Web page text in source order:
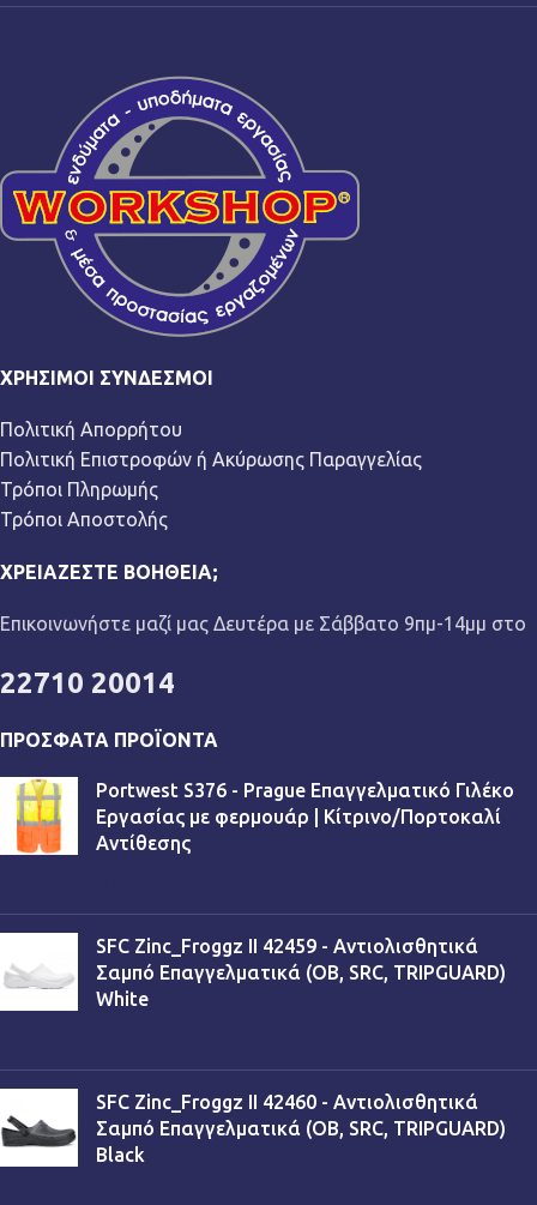
ΧΡΉΣΙΜΟΙ ΣΎΝΔΕΣΜΟΙ
Πολιτική Απορρήτου
Πολιτική Επιστροφών ή Ακύρωσης Παραγγελίας
Τρόποι Πληρωμής
Τρόποι Αποστολής
ΧΡΕΙΆΖΕΣΤΕ ΒΟΉΘΕΙΑ;
Επικοινωνήστε μαζί μας Δευτέρα με Σάββατο 9πμ-14μμ στο
22710 20014
ΠΡΌΣΦΑΤΑ ΠΡΟΪΌΝΤΑ
Portwest S376 - Prague Επαγγελματικό Γιλέκο
Εργασίας με φερμουάρ | Κίτρινο/Πορτοκαλί
Αντίθεσης
SFC Zinc_Froggz II 42459 - Αντιολισθητικά
Σαμπό Επαγγελματικά (OB, SRC, TRIPGUARD)
White
SFC Zinc_Froggz II 42460 - Αντιολισθητικά
Σαμπό Επαγγελματικά (OB, SRC, TRIPGUARD)
Black